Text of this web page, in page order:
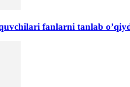
fanlarni tanlab